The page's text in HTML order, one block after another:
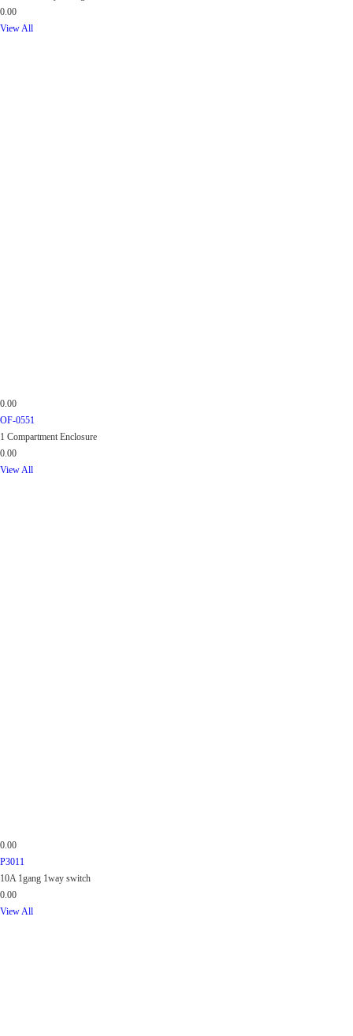
0.00
View All
0.00
OF-0551
1 Compartment Enclosure
0.00
View All
0.00
P3011
10A 1gang 1way switch
0.00
View All